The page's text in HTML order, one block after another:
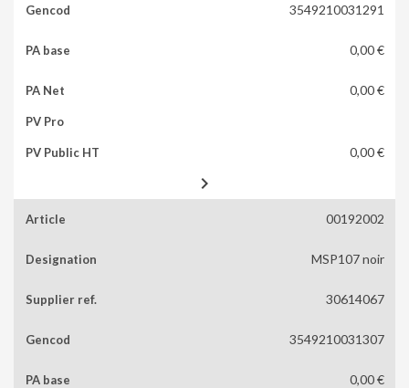
3549210031291
0,00 €
0,00 €
0,00 €

00192002
MSP107 noir
30614067
3549210031307
0,00 €